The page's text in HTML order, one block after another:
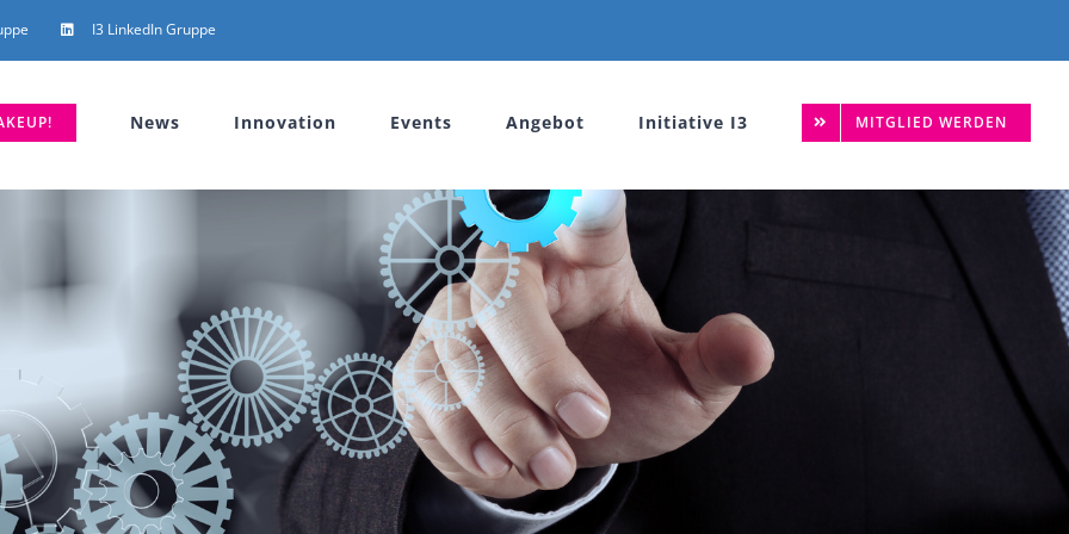
I3 LinkedIn Gruppe
News Innovation Events Angebot Initiative I3 MITGLIED WERDEN